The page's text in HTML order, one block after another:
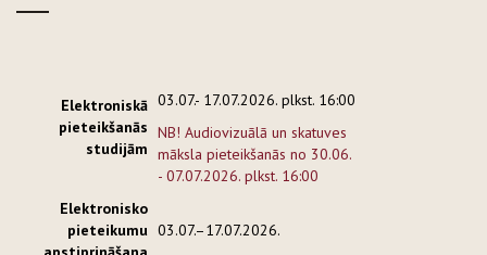
Elektroniskā
pieteikšanās
studijām
03.07.- 17.07.2026. plkst. 16:00
NB! Audiovizuālā un skatuves
māksla pieteikšanās no 30.06.
- 07.07.2026. plkst. 16:00
Elektronisko
pieteikumu 03.07.–17.07.2026.